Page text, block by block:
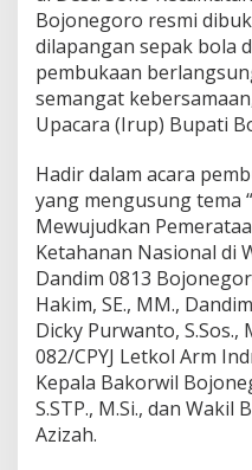
Bojonegoro resmi
dilapangan sepak bola
pembukaan
semangat
Upacara (Irup) Bupati
Hadir dalam acara
yang mengusung tema
Mewujudkan
Ketahanan Nasional di
Dandim 0813
Hakim, SE., MM.,
Dicky Purwanto, S.Sos.,
082/CPYJ Letkol Arm
Kepala Bakorwil
S.STP., M.Si., dan
Azizah.